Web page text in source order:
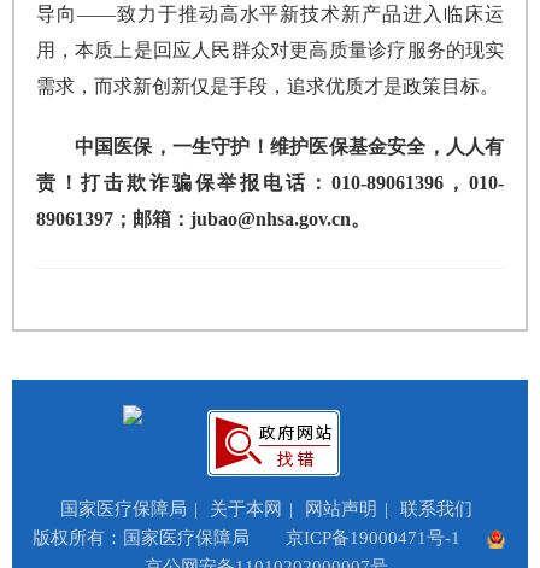
导向——致力于推动高水平新技术新产品进入临床运
用，本质上是回应人民群众对更高质量诊疗服务的现实
需求，而求新创新仅是手段，追求优质才是政策目标。
中国医保，一生守护！维护医保基金安全，人人有
责！打击欺诈骗保举报电话：010-89061396，010-
89061397；邮箱：jubao@nhsa.gov.cn。
国家医疗保障局 | 关于本网 | 网站声明 |
联系我们
版权所有：国家医疗保障局
京ICP备19000471号-1